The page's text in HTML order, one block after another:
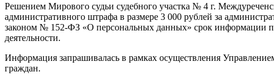
Решением Мирового судьи судебного участка № 4 г.
административного штрафа в размере 3 000 рублей за
законом № 152-ФЗ «О персональных данных» срок информации
деятельности.
Информация запрашивалась в рамках осуществления
граждан.